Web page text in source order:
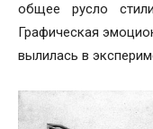
общее русло
Графическая
вылилась в